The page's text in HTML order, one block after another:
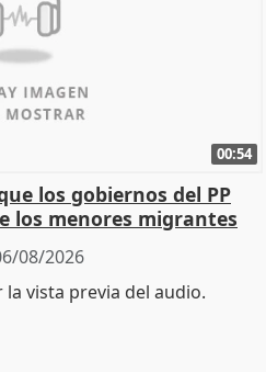
00:54
los gobiernos del PP
los menores migrantes
08/2026